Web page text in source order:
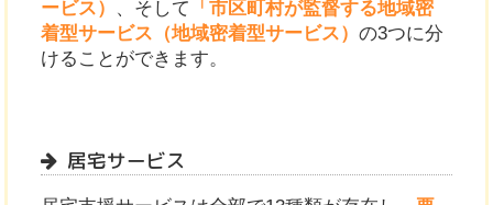
ービス） 、そして
「市区町村が監督する地域密
着型サービス（地域密着型サービス）の3つに分
けることができます。
居宅サービス